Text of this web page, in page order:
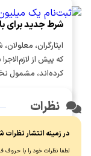
شرط جدید برای
ایثارگران،
که پیش از
کرده‌اند، مشمول
نظرات
در زمینه انتشار
لطفا نظرات خود را با حروف